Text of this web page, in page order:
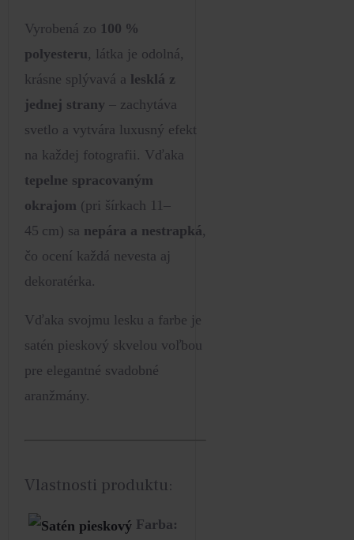
Vyrobená zo 100 %
polyesteru , látka je odolná,
krásne splývavá a lesklá z
jednej strany – zachytáva
svetlo a vytvára luxusný efekt
na každej fotografii. Vďaka
tepelne spracovaným
okrajom (pri šírkach 11–
45 cm) sa nepára a nestrapká,
čo ocení každá nevesta aj
dekoratérka.
Vďaka svojmu lesku a farbe je
satén pieskový skvelou voľbou
pre elegantné svadobné
aranžmány.
Vlastnosti produktu:
Farba: